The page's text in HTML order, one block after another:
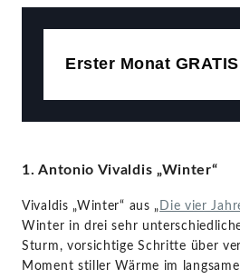
Erster Monat
1. Antonio Vivaldis „Winter“
Vivaldis „Winter“ aus „ Die vier
Winter in drei sehr
Sturm, vorsichtige Schritte über
Moment stiller Wärme im